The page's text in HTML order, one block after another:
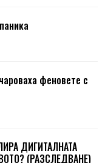
феновете с
ДИГИТАЛНАТА
(РАЗСЛЕДВАНЕ)